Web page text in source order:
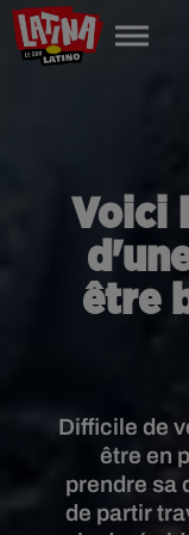
Voici
être
Difficile de
être en
prendre sa
de partir